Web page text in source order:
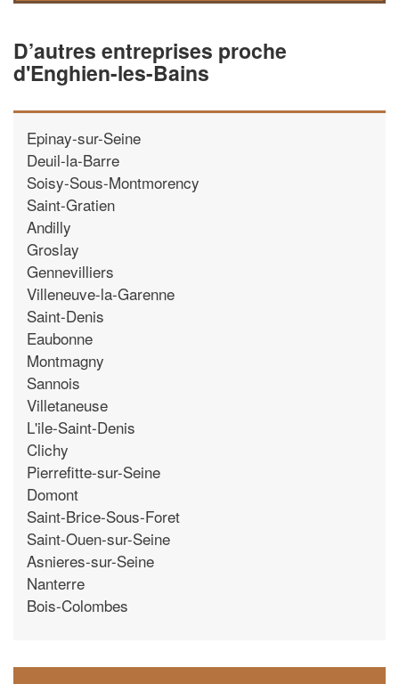
D’autres entreprises proche
d'Enghien-les-Bains
Epinay-sur-Seine
Deuil-la-Barre
Soisy-Sous-Montmorency
Saint-Gratien
Andilly
Groslay
Gennevilliers
Villeneuve-la-Garenne
Saint-Denis
Eaubonne
Montmagny
Sannois
Villetaneuse
L'ile-Saint-Denis
Clichy
Pierrefitte-sur-Seine
Domont
Saint-Brice-Sous-Foret
Saint-Ouen-sur-Seine
Asnieres-sur-Seine
Nanterre
Bois-Colombes